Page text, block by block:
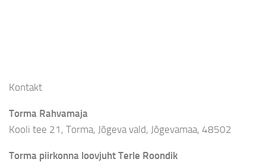
Kontakt
Torma Rahvamaja
Kooli tee 21, Torma, Jõgeva vald, Jõgevamaa, 48502
Torma piirkonna loovjuht Terle Roondik